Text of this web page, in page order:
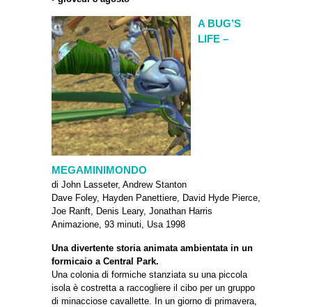
A BUG’S
LIFE –
MEGAMINIMONDO
di John Lasseter, Andrew Stanton
Dave Foley, Hayden Panettiere, David Hyde Pierce,
Joe Ranft, Denis Leary, Jonathan Harris
Animazione, 93 minuti, Usa 1998
Una divertente storia animata ambientata in un
formicaio a Central Park.
Una colonia di formiche stanziata su una piccola
isola è costretta a raccogliere il cibo per un gruppo
di minacciose cavallette. In un giorno di primavera,